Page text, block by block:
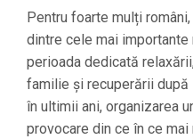
Pentru foarte mulți
dintre cele mai importante
perioada dedicată
familie și recuperării după
în ultimii ani, organizarea
provocare din ce în ce